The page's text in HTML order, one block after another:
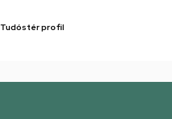
Tudóstér profil